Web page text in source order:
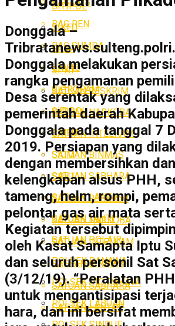
SITIPOL
SIKEU
SIUM
SPKT
SATUAN RESKRIM
SATUAN NARKOBA
SATUAN INTELKAM
SATUAN BINMAS
SATUAN SABHARA
SATUAN LANTAS
SATUAN TAHTI
SATUAN POLAIR
POLSEK BANAWA
POLSEK RIO PAKAVA
POLSEK LABUAN
BAG REN
BAG SUMDA
SIWAS
SIPROPAM
SITIPOL
SIKEU
SIUM
SPKT
SATUAN RESKRIM
SATUAN NARKOBA
SATUAN INTELKAM
SATUAN BINMAS
SATUAN SABHARA
SATUAN LANTAS
Donggala –
Donggala melakukan
rangka pengamanan
Desa serentak yang
pemerintah daerah
Donggala pada tanggal 7
2019. Persiapan yang
dengan membersihkan
kelengkapan alsus PHH,
tameng, helm, rompi,
pelontar gas air mata
Kegiatan tersebut
oleh Kasat Samapta Iptu
dan seluruh personil Sat
(3/12/19). “Peralatan
untuk mengantisipasi
hara, dan ini bersifat